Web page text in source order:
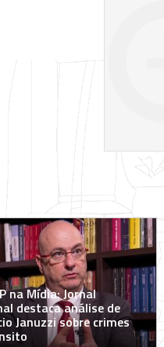
na Mídia: Jornal
destaca análise de
Januzzi sobre crimes